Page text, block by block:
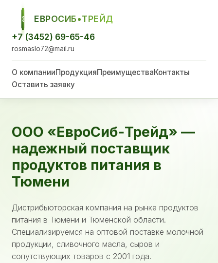
ЕСТ
ЕВРОСИБ•ТРЕЙД
+7 (3452) 69-65-46
rosmaslo72@mail.ru
О компанииПродукцияПреимуществаКонтакты
Оставить заявку
ООО «ЕвроСиб-Трейд» —
надежный поставщик
продуктов питания в
Тюмени
Дистрибьюторская компания на рынке продуктов
питания в Тюмени и Тюменской области.
Специализируемся на оптовой поставке молочной
продукции, сливочного масла, сыров и
сопутствующих товаров с 2001 года.